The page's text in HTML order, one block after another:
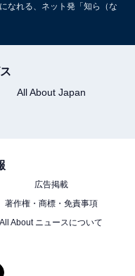
なれる、ネット発「知ら（な
All About Japan
広告掲載
著作権・商標・免責事項
All About ニュースについて